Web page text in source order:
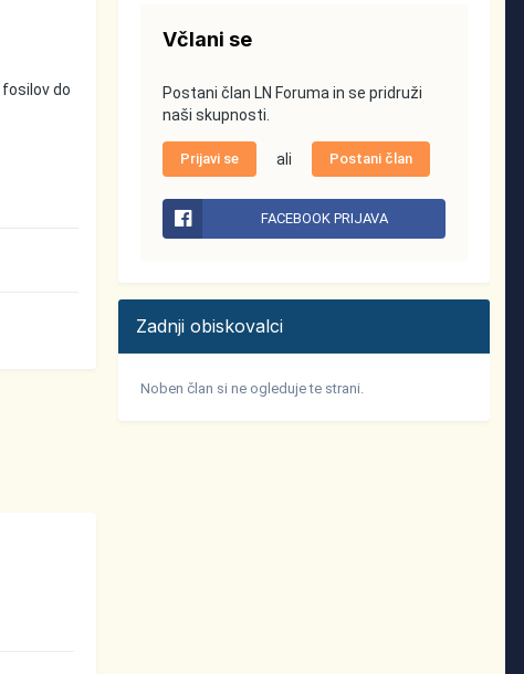
do
Včlani se
Postani član LN Foruma in se pridruži
naši skupnosti.
Prijavi se ali Postani član
FACEBOOK PRIJAVA
Zadnji obiskovalci
Noben član si ne ogleduje te strani.